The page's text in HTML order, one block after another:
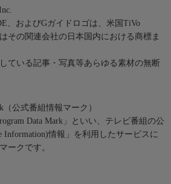
、およびGガイドロゴは、米国TiVo
その関連会社の日本国内における商標ま
ている記事・写真等あらゆる素材の無断
（公式番組情報マーク）
Data Mark」といい、テレビ番組の公
Information)情報」を利用したサービスに
ークです。